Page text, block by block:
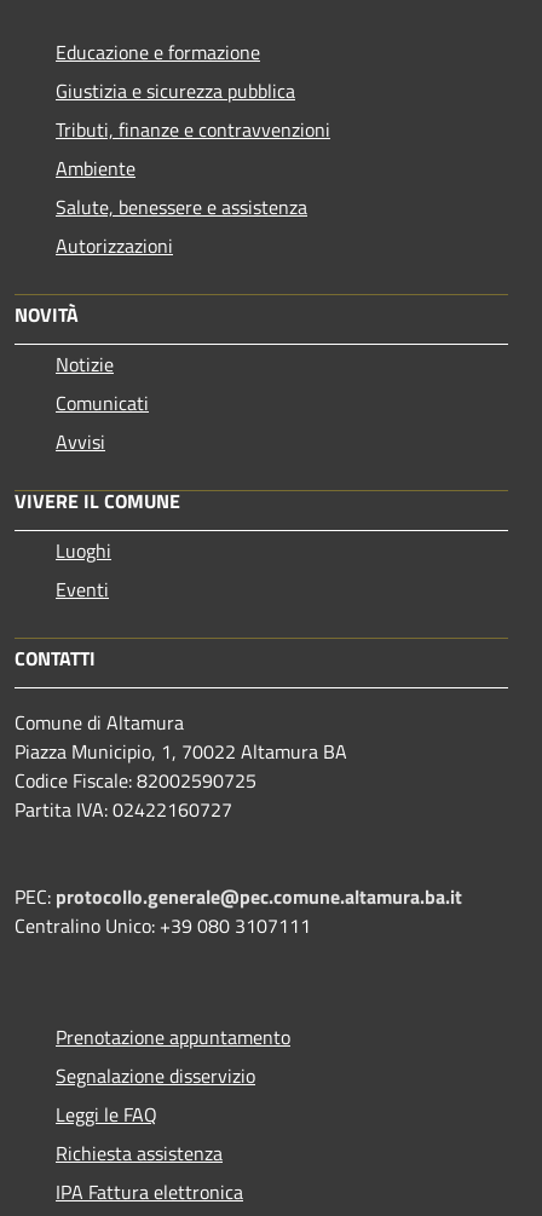
Educazione e formazione
Giustizia e sicurezza pubblica
Tributi, finanze e contravvenzioni
Ambiente
Salute, benessere e assistenza
Autorizzazioni
NOVITÀ
Notizie
Comunicati
Avvisi
VIVERE IL COMUNE
Luoghi
Eventi
CONTATTI
Comune di Altamura
Piazza Municipio, 1, 70022 Altamura BA
Codice Fiscale: 82002590725
Partita IVA: 02422160727
PEC: protocollo.generale@pec.comune.altamura.ba.it
Centralino Unico: +39 080 3107111
Prenotazione appuntamento
Segnalazione disservizio
Leggi le FAQ
Richiesta assistenza
IPA Fattura elettronica